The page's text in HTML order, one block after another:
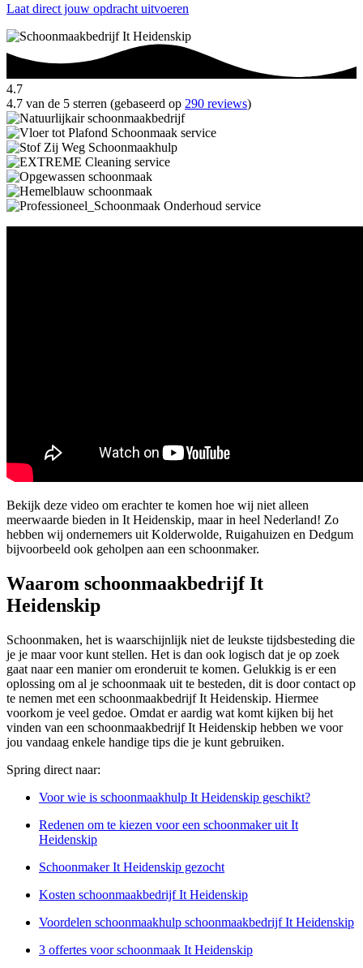
Laat direct jouw opdracht uitvoeren
4.7
4.7 van de 5 sterren (gebaseerd op 290 reviews)
Bekijk deze video om erachter te komen hoe wij niet alleen
meerwaarde bieden in It Heidenskip, maar in heel Nederland! Zo
hebben wij ondernemers uit Kolderwolde, Ruigahuizen en Dedgum
bijvoorbeeld ook geholpen aan een schoonmaker.
Waarom schoonmaakbedrijf It
Heidenskip
Schoonmaken, het is waarschijnlijk niet de leukste tijdsbesteding die
je je maar voor kunt stellen. Het is dan ook logisch dat je op zoek
gaat naar een manier om eronderuit te komen. Gelukkig is er een
oplossing om al je schoonmaak uit te besteden, dit is door contact op
te nemen met een schoonmaakbedrijf It Heidenskip. Hiermee
voorkom je veel gedoe. Omdat er aardig wat komt kijken bij het
vinden van een schoonmaakbedrijf It Heidenskip hebben we voor
jou vandaag enkele handige tips die je kunt gebruiken.
Spring direct naar:
Voor wie is schoonmaakhulp It Heidenskip geschikt?
Redenen om te kiezen voor een schoonmaker uit It
Heidenskip
Schoonmaker It Heidenskip gezocht
Kosten schoonmaakbedrijf It Heidenskip
Voordelen schoonmaakhulp schoonmaakbedrijf It Heidenskip
3 offertes voor schoonmaak It Heidenskip